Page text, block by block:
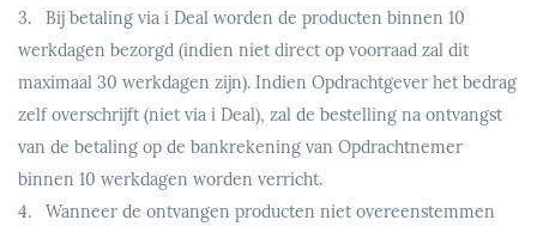
3. Bij betaling via i Deal worden de producten binnen 10
werkdagen bezorgd (indien niet direct op voorraad zal dit
maximaal 30 werkdagen zijn). Indien Opdrachtgever het bedrag
zelfoverschrijft (niet via i Deal), zal de bestelling na ontvangst
van de betaling op de bankrekening van Opdrachtnemer
binnen 10 werkdagen worden verricht.
4. Wanneer de ontvangen producten niet overeenstemmen